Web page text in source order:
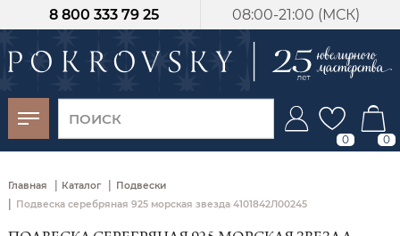
08:00-21:00 (МСК)
8 800 333 79 25
0 0
Главная | Каталог | Подвески
| Подвеска серебряная 925 морская звезда 4101842Л00245
-30%
от 15 дней с
момента оплаты